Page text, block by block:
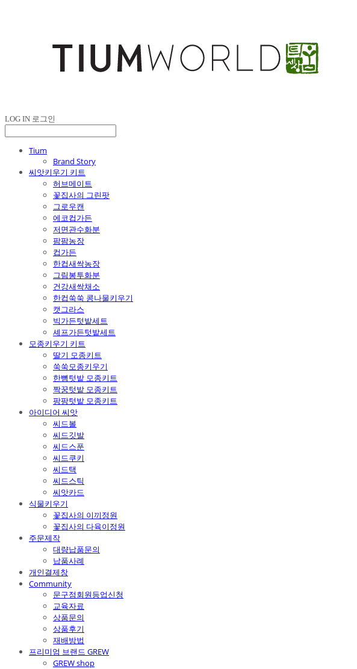
LOG IN 로그인
Tium
Brand Story
씨앗키우기 키트
허브메이트
꽃집사의 그린팟
그로우캔
에코컵가든
저면관수화분
팜팜농장
컵가든
한컵새싹농장
그림봉투화분
건강새싹채소
한컵쑥쑥 콩나물키우기
캣그라스
빅가든텃밭세트
셰프가든텃밭세트
모종키우기 키트
딸기 모종키트
쑥쑥모종키우기
한뼘텃밭 모종키트
짝꿍텃밭 모종키트
팡팡텃밭 모종키트
아이디어 씨앗
씨드볼
씨드깃발
씨드스푼
씨드쿠키
씨드택
씨드스틱
씨앗카드
식물키우기
꽃집사의 이끼정원
꽃집사의 다육이정원
주문제작
대량납품문의
납품사례
개인결제창
Community
문구점회원등업신청
교육자료
상품문의
상품후기
재배방법
프리미엄 브랜드 GREW
GREW shop